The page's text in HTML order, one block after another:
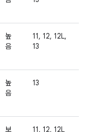
높
음
11, 12, 12L,
13
높
음
13
보
11, 12, 12L